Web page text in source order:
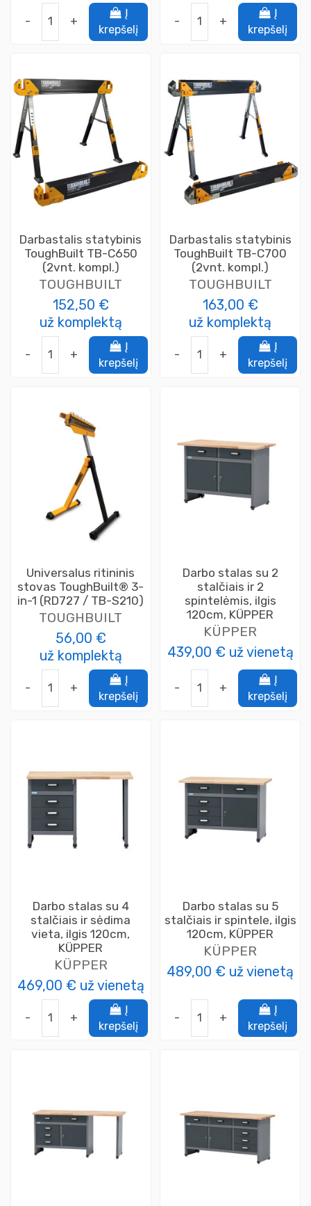
- +
Į
krepšelį
- +
Į
krepšelį
Darbastalis statybinis
ToughBuilt TB-C650
(2vnt. kompl.)
TOUGHBUILT
152,50 €
už komplektą
- +
Į
krepšelį
Darbastalis statybinis
ToughBuilt TB-C700
(2vnt. kompl.)
TOUGHBUILT
163,00 €
už komplektą
- +
Į
krepšelį
Universalus ritininis
stovas ToughBuilt® 3-
in-1 (RD727 / TB-S210)
TOUGHBUILT
56,00 €
už komplektą
- +
Į
krepšelį
Darbo stalas su 2
stalčiais ir 2
spintelėmis, ilgis
120cm, KÜPPER
KÜPPER
439,00 € už vienetą
- +
Į
krepšelį
Darbo stalas su 4
stalčiais ir sėdima
vieta, ilgis 120cm,
KÜPPER
KÜPPER
469,00 € už vienetą
- +
Į
krepšelį
Darbo stalas su 5
stalčiais ir spintele, ilgis
120cm, KÜPPER
KÜPPER
489,00 € už vienetą
- +
Į
krepšelį